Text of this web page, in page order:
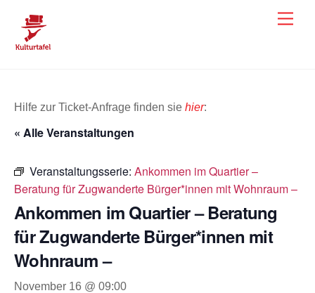
content
Hilfe zur Ticket-Anfrage finden sie hier:
« Alle Veranstaltungen
Veranstaltungsserie: Ankommen im Quartier –
Beratung für Zugwanderte Bürger*innen mit Wohnraum –
Ankommen im Quartier – Beratung
für Zugwanderte Bürger*innen mit
Wohnraum –
November 16 @ 09:00